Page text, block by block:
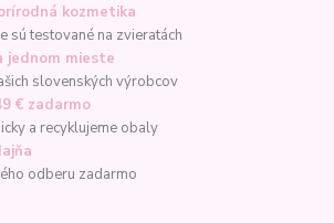
kozmetika
sú testované na zvieratách
jednom mieste
slovenských výrobcov
€ zadarmo
a recyklujeme obaly
odberu zadarmo